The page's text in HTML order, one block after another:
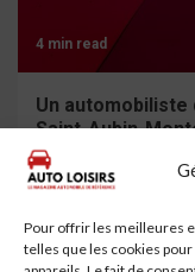
Pour offrir les meilleures
telles que les cookies
4 min read
Un automobiliste
Saint-Aubin-